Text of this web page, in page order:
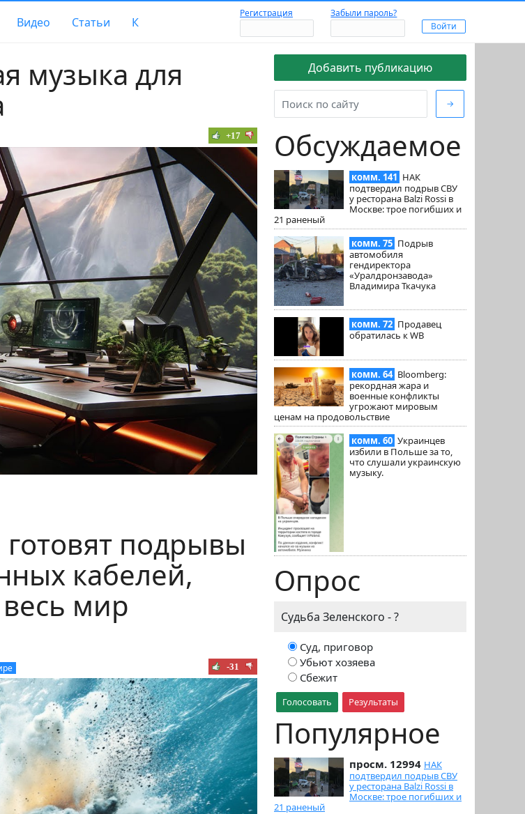
Видео Статьи К
Регистрация Забыли пароль?
Добавить публикацию
→
Обсуждаемое
комм. 141 НАК
подтвердил подрыв СВУ
у ресторана Balzi Rossi в
Москве: трое погибших и
21 раненый
комм. 75 Подрыв
автомобиля
гендиректора
«Уралдронзавода»
Владимира Ткачука
комм. 72 Продавец
обратилась к WB
комм. 64 Bloomberg:
рекордная жара и
военные конфликты
угрожают мировым
ценам на продовольствие
комм. 60 Украинцев
избили в Польше за то,
что слушали украинскую
музыку.
Опрос
Судьба Зеленского - ?
Суд, приговор
Убьют хозяева
Сбежит
Голосовать Результаты
Популярное
просм. 12994 НАК
подтвердил подрыв СВУ
у ресторана Balzi Rossi в
Москве: трое погибших и
21 раненый
музыка для
+17
подрывы
кабелей,
мир
-31